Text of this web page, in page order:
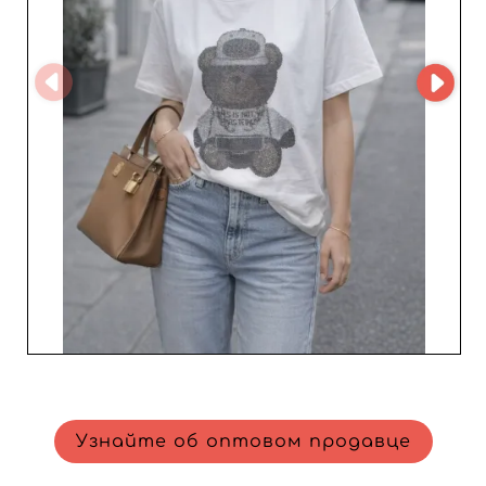
запасов. Выбирая KIS2, вы выбираете партнёра,
который поддерживает рост вашего бизнеса
оперативностью и умением предугадывать рыночные
тренды. Присоединяйтесь к множеству продавцов,
которые уже доверяют KIS2, и предложите своим
клиенткам женскую одежду, позволяющую
чувствовать себя уникально и элегантно каждый день.
KIS2 — союзник вашего успеха в мире моды.
Узнайте об оптовом продавце